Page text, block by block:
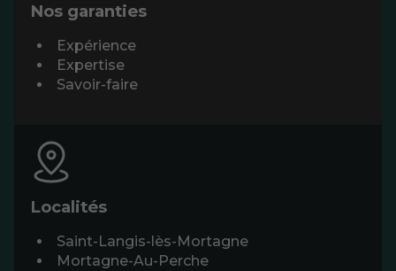
Nos garanties
Expérience
Expertise
Savoir-faire
Localités
Saint-Langis-lès-Mortagne
Mortagne-Au-Perche